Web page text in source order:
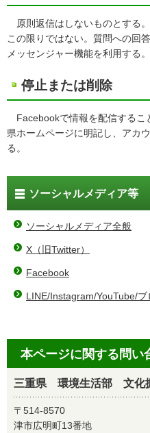
原則返信はしないものとする
この限りではない。質問への回
メッセンジャー機能を利用する。
停止または削除
Facebookで情報を配信するこ
県ホームページに明記し、アカ
る。
ソーシャルメディア等
ソーシャルメディア全般
X（旧Twitter）
Facebook
LINE/Instagram/YouTube/ブ
本ページに関する問い
三重県 環境生活部 文化
〒514-8570
津市広明町13番地